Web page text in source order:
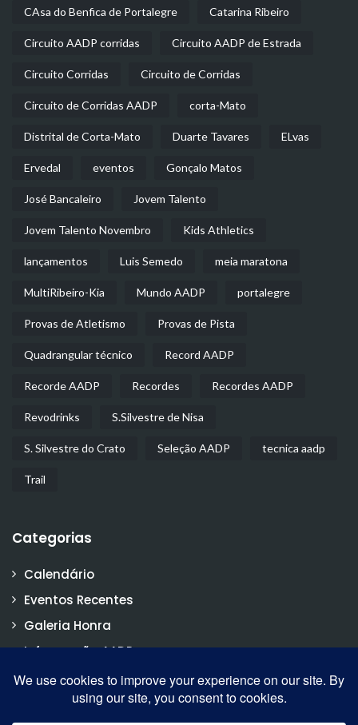
CAsa do Benfica de Portalegre Catarina Ribeiro
Circuito AADP corridas Circuito AADP de Estrada
Circuito Corridas Circuito de Corridas
Circuito de Corridas AADP corta-Mato
Distrital de Corta-Mato Duarte Tavares ELvas
Ervedal eventos Gonçalo Matos
José Bancaleiro Jovem Talento
Jovem Talento Novembro Kids Athletics
lançamentos Luis Semedo meia maratona
MultiRibeiro-Kia Mundo AADP portalegre
Provas de Atletismo Provas de Pista
Quadrangular técnico Record AADP
Recorde AADP Recordes Recordes AADP
Revodrinks S.Silvestre de Nisa
S. Silvestre do Crato Seleção AADP tecnica aadp
Trail
Categorias
Calendário
Eventos Recentes
Galeria Honra
Informação AADP
Notícias